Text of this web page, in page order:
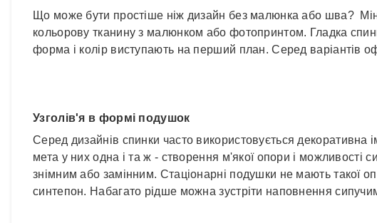
Що може бути простіше ніж дизайн без малюнка або шва?
кольорову тканину з малюнком або фотопринтом. Гладка
форма і колір виступають на перший план. Серед варіантів
Узголів'я в формі подушок
Серед дизайнів спинки часто використовується декоративна
мета у них одна і та ж - створення м'якої опори і можливості
знімним або замінним. Стаціонарні подушки не мають такої
синтепон. Набагато рідше можна зустріти наповнення